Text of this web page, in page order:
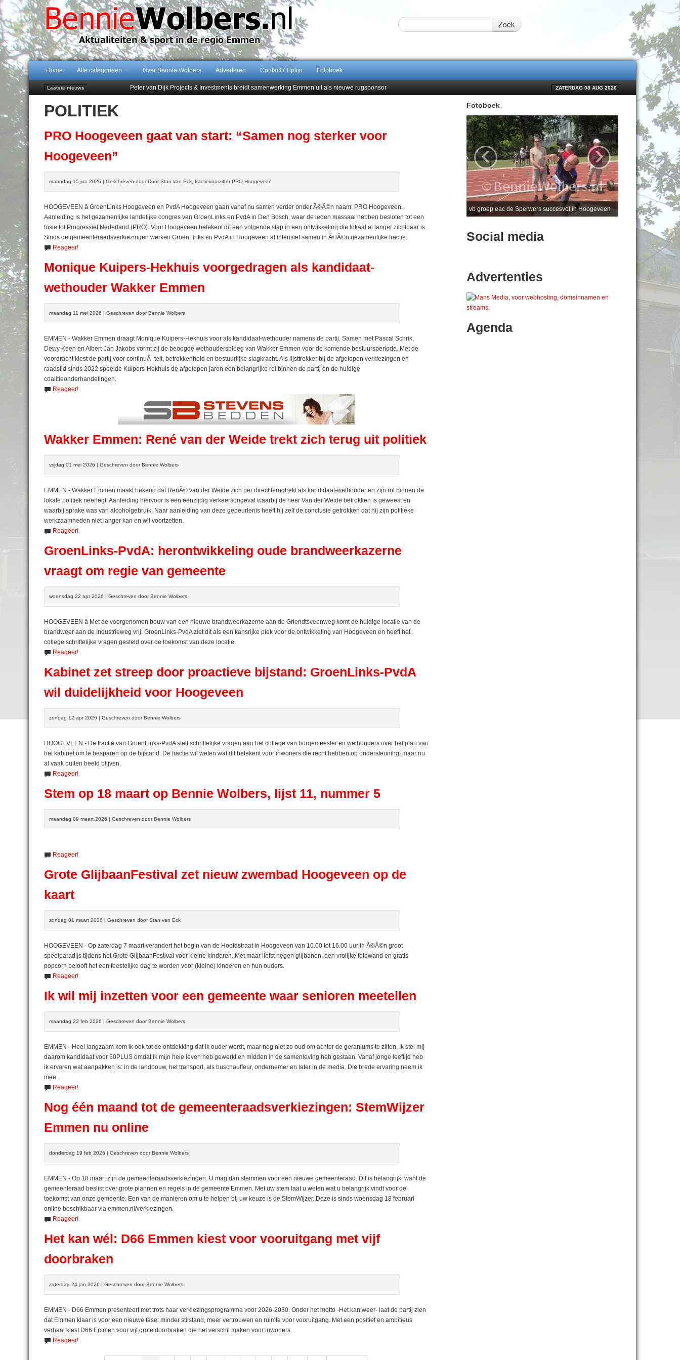
Zoek
Home Alle categorieën Over Bennie Wolbers Adverteren Contact / Tiplijn Fotoboek
Laatste nieuws
Peter van Dijk Projects & Investments breidt samenwerking Emmen uit als nieuwe rugsponsor
ZATERDAG 08 AUG 2026
POLITIEK
PRO Hoogeveen gaat van start: “Samen nog sterker voor
Hoogeveen”
maandag 15 jun 2026 | Geschreven door Door Stan van Eck, fractievoorzitter PRO Hoogeveen
HOOGEVEEN â GroenLinks Hoogeveen en PvdA Hoogeveen gaan vanaf nu samen verder onder Ã©Ã©n naam: PRO Hoogeveen.
Aanleiding is het gezamenlijke landelijke congres van GroenLinks en PvdA in Den Bosch, waar de leden massaal hebben besloten tot een
fusie tot Progressief Nederland (PRO). Voor Hoogeveen betekent dit een volgende stap in een ontwikkeling die lokaal al langer zichtbaar is.
Sinds de gemeenteraadsverkiezingen werken GroenLinks en PvdA in Hoogeveen al intensief samen in Ã©Ã©n gezamenlijke fractie.
Reageer!
Monique Kuipers-Hekhuis voorgedragen als kandidaat-
wethouder Wakker Emmen
maandag 11 mei 2026 | Geschreven door Bennie Wolbers
EMMEN - Wakker Emmen draagt Monique Kuipers-Hekhuis voor als kandidaat-wethouder namens de partij. Samen met Pascal Schrik,
Dewy Keen en Albert-Jan Jakobs vormt zij de beoogde wethoudersploeg van Wakker Emmen voor de komende bestuursperiode. Met de
voordracht kiest de partij voor continuÃ¯teit, betrokkenheid en bestuurlijke slagkracht. Als lijsttrekker bij de afgelopen verkiezingen en
raadslid sinds 2022 speelde Kuipers-Hekhuis de afgelopen jaren een belangrijke rol binnen de partij en de huidige
coalitieonderhandelingen.
Reageer!
Wakker Emmen: René van der Weide trekt zich terug uit politiek
vrijdag 01 mei 2026 | Geschreven door Bennie Wolbers
EMMEN - Wakker Emmen maakt bekend dat RenÃ© van der Weide zich per direct terugtrekt als kandidaat-wethouder en zijn rol binnen de
lokale politiek neerlegt. Aanleiding hiervoor is een eenzijdig verkeersongeval waarbij de heer Van der Weide betrokken is geweest en
waarbij sprake was van alcoholgebruik. Naar aanleiding van deze gebeurtenis heeft hij zelf de conclusie getrokken dat hij zijn politieke
werkzaamheden niet langer kan en wil voortzetten.
Reageer!
GroenLinks-PvdA: herontwikkeling oude brandweerkazerne
vraagt om regie van gemeente
woensdag 22 apr 2026 | Geschreven door Bennie Wolbers
HOOGEVEEN â Met de voorgenomen bouw van een nieuwe brandweerkazerne aan de Griendtsveenweg komt de huidige locatie van de
brandweer aan de Industrieweg vrij. GroenLinks-PvdA ziet dit als een kansrijke plek voor de ontwikkeling van Hoogeveen en heeft het
college schriftelijke vragen gesteld over de toekomst van deze locatie.
Reageer!
Kabinet zet streep door proactieve bijstand: GroenLinks-PvdA
wil duidelijkheid voor Hoogeveen
zondag 12 apr 2026 | Geschreven door Bennie Wolbers
HOOGEVEEN - De fractie van GroenLinks-PvdA stelt schriftelijke vragen aan het college van burgemeester en wethouders over het plan van
het kabinet om te besparen op de bijstand. De fractie wil weten wat dit betekent voor inwoners die recht hebben op ondersteuning, maar nu
al vaak buiten beeld blijven.
Reageer!
Stem op 18 maart op Bennie Wolbers, lijst 11, nummer 5
maandag 09 maart 2026 | Geschreven door Bennie Wolbers
Reageer!
Grote GlijbaanFestival zet nieuw zwembad Hoogeveen op de
kaart
zondag 01 maart 2026 | Geschreven door Stan van Eck
HOOGEVEEN - Op zaterdag 7 maart verandert het begin van de Hoofdstraat in Hoogeveen van 10.00 tot 16.00 uur in Ã©Ã©n groot
speelparadijs tijdens het Grote GlijbaanFestival voor kleine kinderen. Met maar liefst negen glijbanen, een vrolijke fotowand en gratis
popcorn belooft het een feestelijke dag te worden voor (kleine) kinderen en hun ouders.
Reageer!
Ik wil mij inzetten voor een gemeente waar senioren meetellen
maandag 23 feb 2026 | Geschreven door Bennie Wolbers
EMMEN - Heel langzaam kom ik ook tot de ontdekking dat ik ouder wordt, maar nog niet zo oud om achter de geraniums te ziiten. Ik stel mij
daarom kandidaat voor 50PLUS omdat ik mijn hele leven heb gewerkt en midden in de samenleving heb gestaan. Vanaf jonge leeftijd heb
ik ervaren wat aanpakken is: in de landbouw, het transport, als buschauffeur, ondernemer en later in de media. Die brede ervaring neem ik
mee.
Reageer!
Nog één maand tot de gemeenteraadsverkiezingen: StemWijzer
Emmen nu online
donderdag 19 feb 2026 | Geschreven door Bennie Wolbers
EMMEN - Op 18 maart zijn de gemeenteraadsverkiezingen. U mag dan stemmen voor een nieuwe gemeenteraad. Dit is belangrijk, want de
gemeenteraad beslist over grote plannen en regels in de gemeente Emmen. Met uw stem laat u weten wat u belangrijk vindt voor de
toekomst van onze gemeente. Een van de manieren om u te helpen bij uw keuze is de StemWijzer. Deze is sinds woensdag 18 februari
online beschikbaar via emmen.nl/verkiezingen.
Reageer!
Het kan wél: D66 Emmen kiest voor vooruitgang met vijf
doorbraken
zaterdag 24 jan 2026 | Geschreven door Bennie Wolbers
EMMEN - D66 Emmen presenteert met trots haar verkiezingsprogramma voor 2026-2030. Onder het motto -Het kan weer- laat de partij zien
dat Emmen klaar is voor een nieuwe fase: minder stilstand, meer vertrouwen en ruimte voor vooruitgang. Met een positief en ambitieus
verhaal kiest D66 Emmen voor vijf grote doorbraken die het verschil maken voor inwoners.
Reageer!
Fotoboek
vb groep eac de Sperwers succesvol in Hoogeveen
‹ ›
Social media
Advertenties
Agenda